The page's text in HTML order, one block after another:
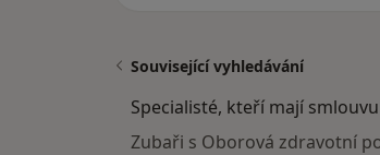
Související vyhledávání
Specialisté, kteří mají
Zubaři s Oborová zdravotní